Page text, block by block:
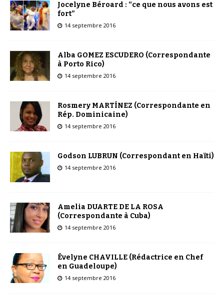
Jocelyne Béroard : “ce que nous avons est
fort”
14 septembre 2016
Alba GOMEZ ESCUDERO (Correspondante
à Porto Rico)
14 septembre 2016
Rosmery MARTÍNEZ (Correspondante en
Rép. Dominicaine)
14 septembre 2016
Godson LUBRUN (Correspondant en Haïti)
14 septembre 2016
Amelia DUARTE DE LA ROSA
(Correspondante à Cuba)
14 septembre 2016
Évelyne CHAVILLE (Rédactrice en Chef
en Guadeloupe)
14 septembre 2016